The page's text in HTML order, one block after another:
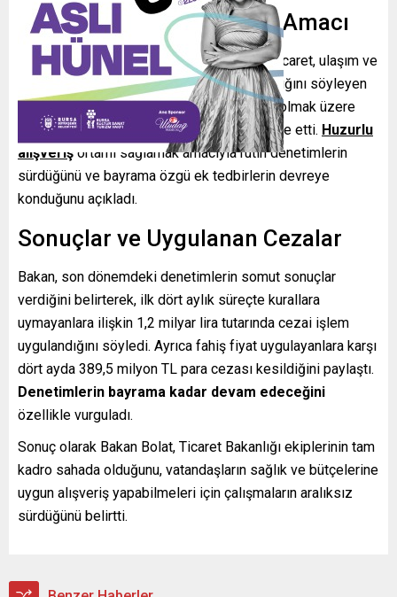
Denetimlerin Kapsamı ve Amacı
Bayram hareketliliğinin artmasıyla birlikte ticaret, ulaşım ve
lojistik alanlarında yoğun bir canlılık yaşandığını söyleyen
Bolat, bu dönemde Ticaret Bakanlığı başta olmak üzere
ilgili kurumların sahada aktif rol aldığını ifade etti. Huzurlu
alışveriş ortamı sağlamak amacıyla rutin denetimlerin
sürdüğünü ve bayrama özgü ek tedbirlerin devreye
konduğunu açıkladı.
Sonuçlar ve Uygulanan Cezalar
Bakan, son dönemdeki denetimlerin somut sonuçlar
verdiğini belirterek, ilk dört aylık süreçte kurallara
uymayanlara ilişkin 1,2 milyar lira tutarında cezai işlem
uygulandığını söyledi. Ayrıca fahiş fiyat uygulayanlara karşı
dört ayda 389,5 milyon TL para cezası kesildiğini paylaştı.
Denetimlerin bayrama kadar devam edeceğini
özellikle vurguladı.
Sonuç olarak Bakan Bolat, Ticaret Bakanlığı ekiplerinin tam
kadro sahada olduğunu, vatandaşların sağlık ve bütçelerine
uygun alışveriş yapabilmeleri için çalışmaların aralıksız
sürdüğünü belirtti.